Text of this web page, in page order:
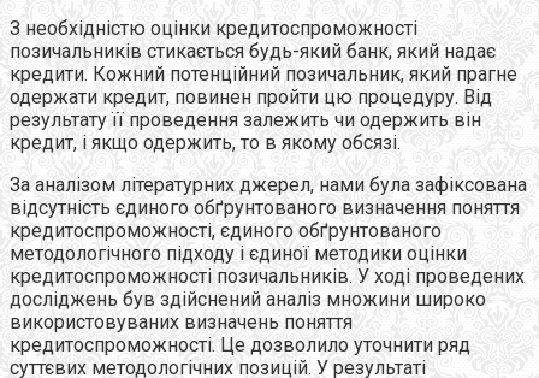
З необхідністю оцінки кредитоспроможності
позичальників стикається будь-який банк, який надає
кредити. Кожний потенційний позичальник, який прагне
одержати кредит, повинен пройти цю процедуру. Від
результату її проведення залежить чи одержить він
кредит, і якщо одержить, то в якому обсязі.
За аналізом літературних джерел, нами була зафіксована
відсутність єдиного обґрунтованого визначення поняття
кредитоспроможності, єдиного обґрунтованого
методологічного підходу і єдиної методики оцінки
кредитоспроможності позичальників. У ході проведених
досліджень був здійснений аналіз множини широко
використовуваних визначень поняття
кредитоспроможності. Це дозволило уточнити ряд
суттєвих методологічних позицій. У результаті